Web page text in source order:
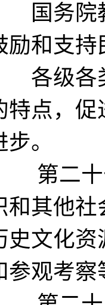
务院教
励和支持
级各类
特点，
步。
第二
和其他社
史文化
参观考察